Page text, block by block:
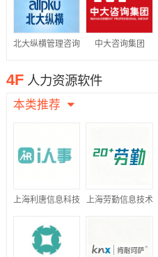
北大纵横管理咨询 中大咨询集团
4F 人力资源软件
本类推荐
上海利唐信息科技 上海劳勤信息技术